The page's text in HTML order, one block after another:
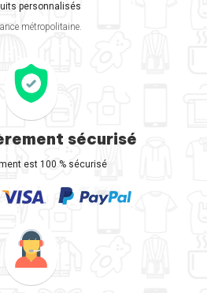
personnalisés
métropolitaine.
sécurisé
est 100 % sécurisé